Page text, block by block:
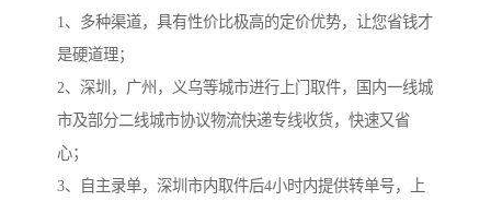
1、多种渠道，具有性价比极高的定价优势，让您省钱才
是硬道理；
2、深圳，广州，义乌等城市进行上门取件，国内一线城
市及部分二线城市协议物流快递专线收货，快速又省
心；
3、自主录单，深圳市内取件后4小时内提供转单号，上